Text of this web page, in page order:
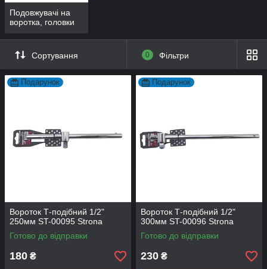
Подовжувачі на
воротка, головки
Сортування 0 Фільтри
Подарунок
Вороток Т-подібний 1/2"
250мм ST-00095 Strona
Готово до відправки
180 ₴
Подарунок
Вороток Т-подібний 1/2"
300мм ST-00096 Strona
Готово до відправки
230 ₴